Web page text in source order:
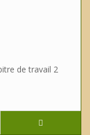
de travail 2